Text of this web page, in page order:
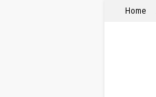
Home